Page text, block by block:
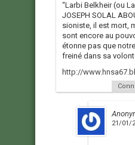
“Larbi Belkheir (ou
JOSEPH SOLAL
sioniste, il est mort,
sont encore au
étonne pas que
freiné dans sa
http://
21/01/